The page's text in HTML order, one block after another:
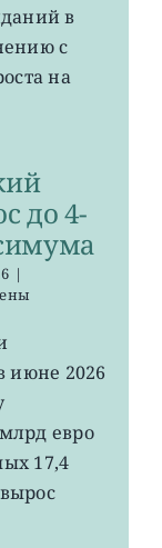
в
с
на
до 4-
|
июне 2026
евро
17,4